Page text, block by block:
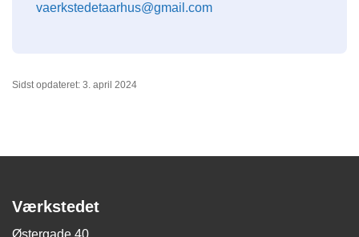
vaerkstedetaarhus@gmail.com
Sidst opdateret: 3. april 2024
Værkstedet
Østergade 40